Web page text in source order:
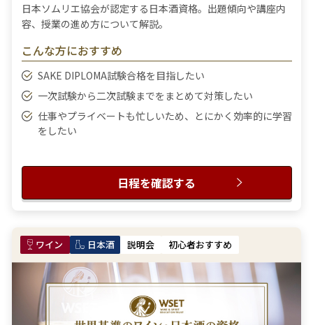
日本ソムリエ協会が認定する日本酒資格。出題傾向や講座内
容、授業の進め方について解説。
こんな方におすすめ
SAKE DIPLOMA試験合格を目指したい
一次試験から二次試験までをまとめて対策したい
仕事やプライベートも忙しいため、とにかく効率的に学習
をしたい
日程を確認する
ワイン 日本酒 説明会 初心者おすすめ